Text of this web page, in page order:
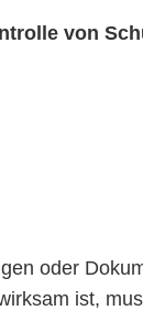
von
oder
ist,